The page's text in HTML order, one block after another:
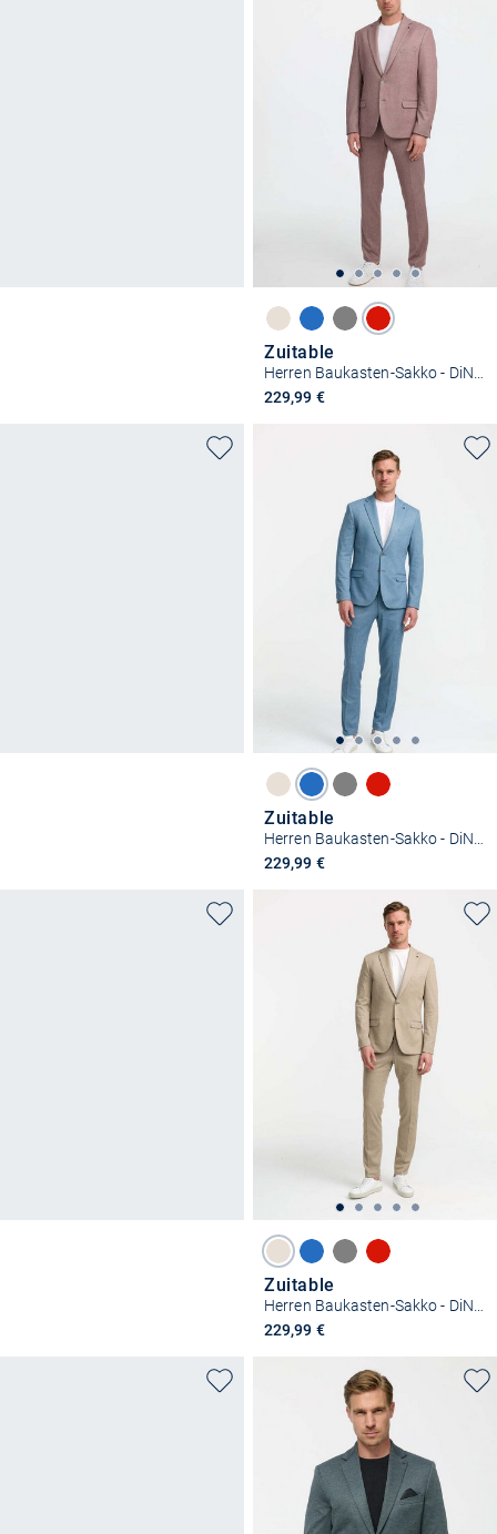
Zuitable
229,99 €
Zuitable
Herren Baukasten-Sakko - DiNick
229,99 €
Zuitable
Herren Baukasten-Sakko - DiNick
229,99 €